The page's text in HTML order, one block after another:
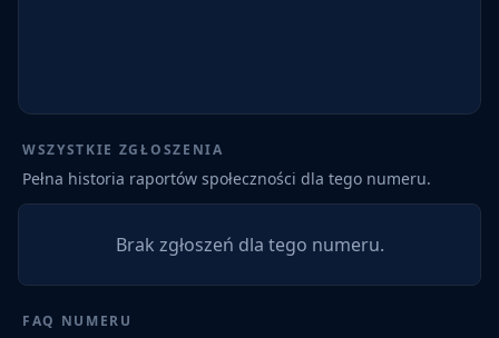
WSZYSTKIE ZGŁOSZENIA
Pełna historia raportów społeczności dla tego numeru.
Brak zgłoszeń dla tego numeru.
FAQ NUMERU